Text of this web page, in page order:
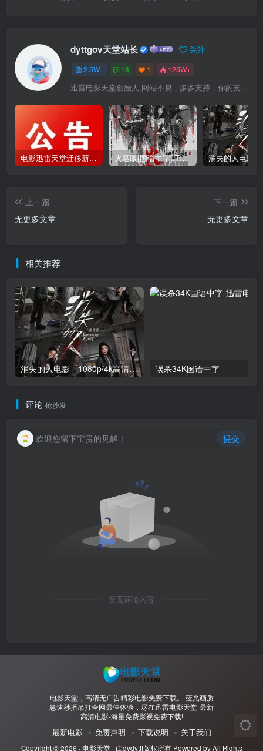
dyttgov天堂站长 关注
2.5W+ 18 1 125W+
迅雷电影天堂创始人,网站不易，多多支持，你的支持，是我前进的动力！
电影迅雷天堂迁移新服务器,正常更新，维护完毕! 火遮眼[国语中字].The.Furious.2026.1080p+2160p高清下载
上一篇
无更多文章
下一篇
无更多文章
相关推荐
消失的人电影「1080p/4k高清」迅雷下载 误杀34K国语中字
评论 抢沙发
欢迎您留下宝贵的见解！ 提交
暂无评论内容
电影天堂，高清无广告精彩电影免费下载。 蓝光画质
急速秒播吊打全网最佳体验，尽在迅雷电影天堂-最新
高清电影-海量免费影视免费下载!
最新电影 免责声明 下载说明 关于我们
Copyright © 2026 · 电影天堂· 由dydyttt版权所有 Powered by All Rights